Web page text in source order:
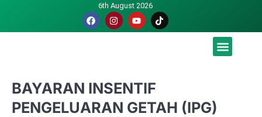
6th August 2026
BAYARAN INSENTIF
PENGELUARAN GETAH (IPG)